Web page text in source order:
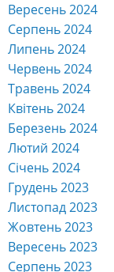
Вересень 2024
Серпень 2024
Липень 2024
Червень 2024
Травень 2024
Квітень 2024
Березень 2024
Лютий 2024
Січень 2024
Грудень 2023
Листопад 2023
Жовтень 2023
Вересень 2023
Серпень 2023